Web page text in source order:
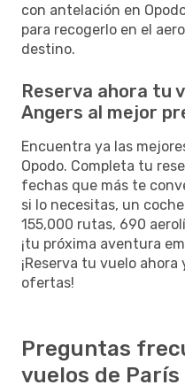
con antelación en
para recogerlo en el
destino.
Reserva ahora tu
Angers al mejor
Encuentra ya las
Opodo. Completa tu
fechas que más te
si lo necesitas, un
155,000 rutas, 690
¡tu próxima aventura
¡Reserva tu vuelo
ofertas!
Preguntas
vuelos de París